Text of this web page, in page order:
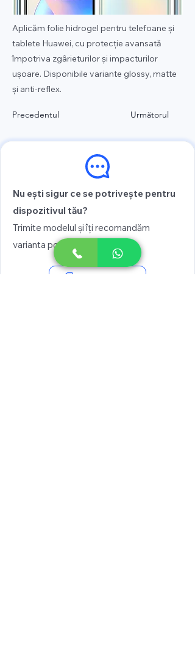
Aplicăm folie hidrogel pentru telefoane și
tablete Huawei, cu protecție avansată
împotriva zgârieturilor și impacturilor
ușoare. Disponibile variante glossy, matte
și anti-reflex.
Precedentul Următorul
Nu ești sigur ce se potrivește pentru
dispozitivul tău?
Trimite modelul și îți recomandăm
varianta potrivită